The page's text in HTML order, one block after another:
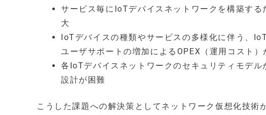
サービス毎にIoTデバイスネットワークを構築す
大
IoTデバイスの種類やサービスの多様化に伴う、
ユーザサポートの増加によるOPEX（運用コスト）
各IoTデバイスネットワークのセキュリティモデ
設計が困難
こうした課題への解決策としてネットワーク仮想化技